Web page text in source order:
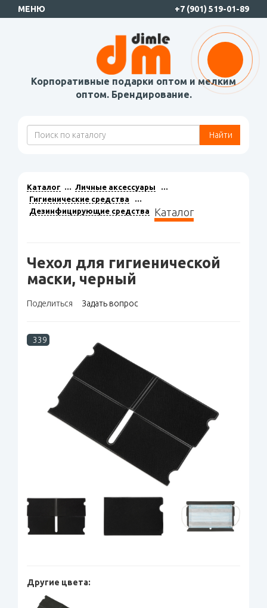
МЕНЮ +7 (901) 519-01-89
Корпоративные подарки оптом и мелким
оптом. Брендирование.
Найти
Каталог
Личные аксессуары
Гигиенические средства
Дезинфицирующие средства
Каталог
Чехол для гигиенической
маски, черный
Поделиться Задать вопрос
339
Другие цвета: